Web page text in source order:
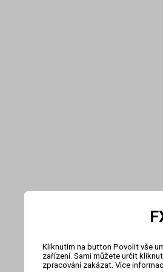
Kliknutím na button Povolit vše
zařízení. Sami můžete určit
zpracování zakázat. Více